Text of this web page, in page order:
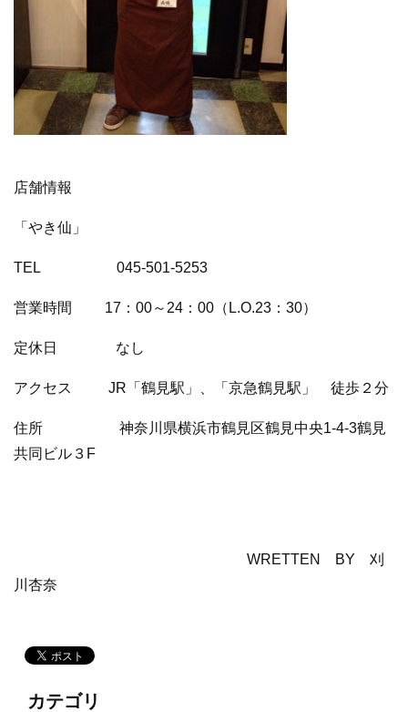
店舗情報
「やき仙」
TEL 045-501-5253
営業時間 17：00～24：00（L.O.23：30）
定休日 なし
アクセス JR「鶴見駅」、「京急鶴見駅」 徒歩２分
住所 神奈川県横浜市鶴見区鶴見中央1-4-3鶴見
共同ビル３F
WRETTEN BY 刈
川杏奈
カテゴリ